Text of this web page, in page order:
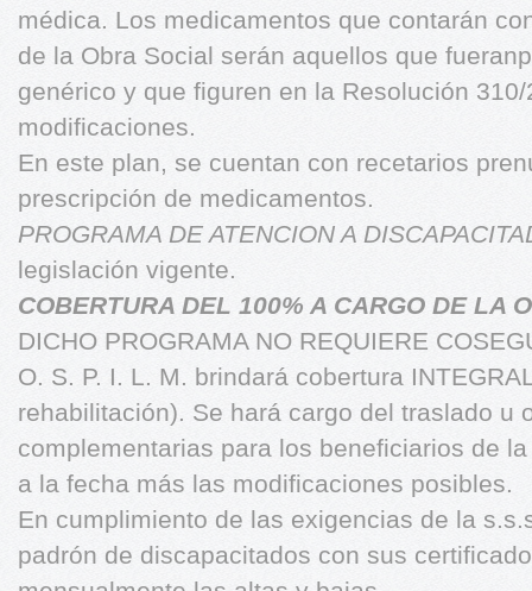
médica. Los medicamentos que contarán
de la Obra Social serán aquellos que
genérico y que figuren en la Resolución
modificaciones.
En este plan, se cuentan con recetarios
prescripción de medicamentos.
PROGRAMA DE ATENCION A
legislación vigente.
COBERTURA DEL 100% A CARGO DE LA
DICHO PROGRAMA NO REQUIERE
O. S. P. I. L. M. brindará cobertura
rehabilitación). Se hará cargo del traslado u
complementarias para los beneficiarios de
a la fecha más las modificaciones posibles.
En cumplimiento de las exigencias de la
padrón de discapacitados con sus